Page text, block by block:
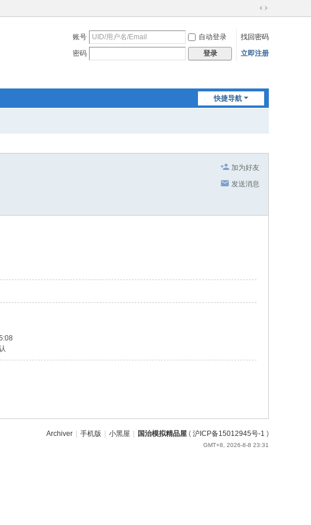
切
到
宽
账号 自动登录
找回密码
密码
登录 立即注册
快捷导航
加为好友
发送消息
Archiver 手机版 小黑屋 国治模拟精品屋 ( 沪ICP备15012945号-1 )
GMT+8, 2026-8-8 23:31